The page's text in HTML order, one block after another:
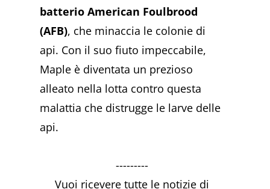
batterio American Foulbrood
(AFB), che minaccia le colonie di
api. Con il suo fiuto impeccabile,
Maple è diventata un prezioso
alleato nella lotta contro questa
malattia che distrugge le larve delle
api.
---------
Vuoi ricevere tutte le notizie di